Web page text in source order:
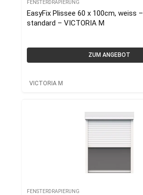
FENSTERDRAPIERUNG
EasyFix Plissee 60 x 100cm, weiss –
standard – VICTORIA M
ZUM ANGEBOT
VICTORIA M
FENSTERDRAPIERUNG